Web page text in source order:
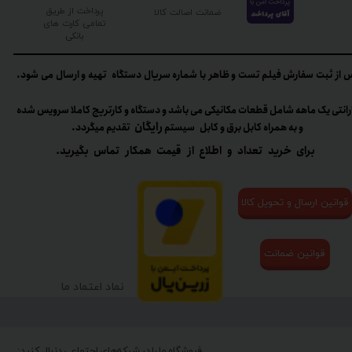
پرداخت از طریق
تمامی کارت های
بانکی
ضمانت اصالت کالا
نماد اعتماد ما
برای خرید تعداد و اطلاع از قیمت همکار تماس بگیرید.
از ثبت سفارش فیلم تست و ظاهر با شماره سریال دستگاه تهیه و ارسال می شود.
یک ماهه شامل قطعات مکانیکی می باشد و دستگاه و کارتریج کاملا سرویس شده
و به همراه کابل برق و کابل سیستم رایگان تقدیم میگردد.​​​​​​​
قوانین ارسال و تحویل کالا
قوانین ضمانت